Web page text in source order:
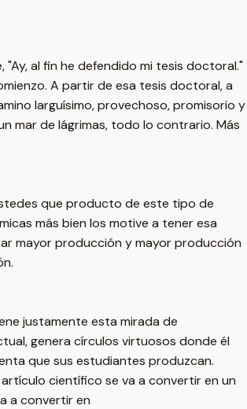
"Ay, al fin he defendido mi tesis doctoral."
A partir de esa tesis doctoral, a
larguísimo, provechoso, promisorio y
mar de lágrimas, todo lo contrario. Más
que producto de este tipo de
más bien los motive a tener esa
mayor producción y mayor producción
justamente esta mirada de
genera círculos virtuosos donde él
que sus estudiantes produzcan.
científico se va a convertir en un
a convertir en